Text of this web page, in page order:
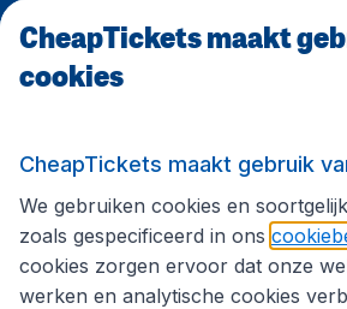
Internationale sites
Volg CheapTickets.nl
CheapTickets maakt
cookies
CheapTickets maakt gebruik
We gebruiken cookies en
zoals gespecificeerd in ons
cookies zorgen ervoor dat onze
werken en analytische cookies